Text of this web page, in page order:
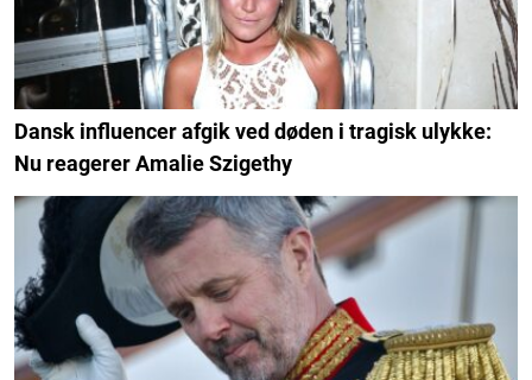
Dansk influencer afgik ved døden i tragisk ulykke:
Nu reagerer Amalie Szigethy